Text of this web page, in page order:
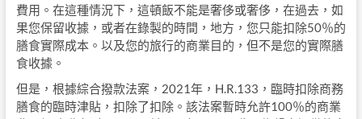
費用。在這種情況下，這頓飯不能是奢侈或奢侈，在過去，如
果您保留收據，或者在錄製的時間，地方，您只能扣除50％的
膳食實際成本。以及您的旅行的商業目的，但不是您的實際膳
食收據。
但是，根據綜合撥款法案，2021年，H.R.133，臨時扣除商務
膳食的臨時津貼，扣除了扣除。該法案暫時允許100％的商業